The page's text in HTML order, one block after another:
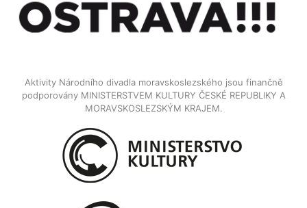
Aktivity Národního divadla moravskoslezského jsou finančně
podporovány MINISTERSTVEM KULTURY ČESKÉ REPUBLIKY A
MORAVSKOSLEZSKÝM KRAJEM.